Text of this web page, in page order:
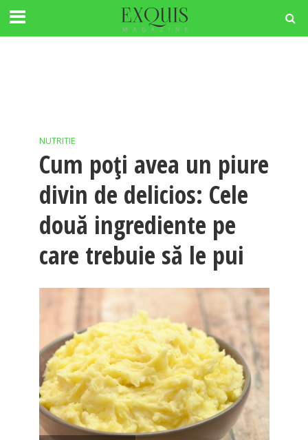
NUTRITIE
Cum poți avea un piure
divin de delicios: Cele
două ingrediente pe
care trebuie să le pui